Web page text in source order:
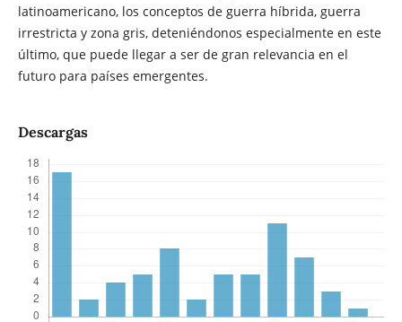
latinoamericano, los conceptos de guerra híbrida, guerra
irrestricta y zona gris, deteniéndonos especialmente en este
último, que puede llegar a ser de gran relevancia en el
futuro para países emergentes.
Descargas